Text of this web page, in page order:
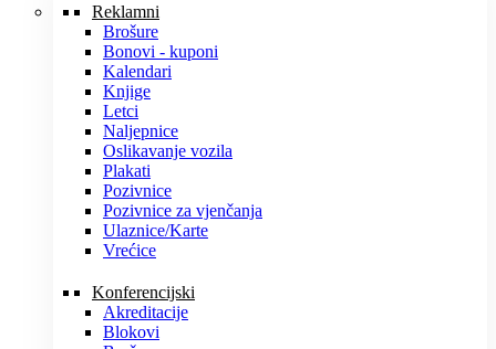
Reklamni
Brošure
Bonovi - kuponi
Kalendari
Knjige
Letci
Naljepnice
Oslikavanje vozila
Plakati
Pozivnice
Pozivnice za vjenčanja
Ulaznice/Karte
Vrećice
Konferencijski
Akreditacije
Blokovi